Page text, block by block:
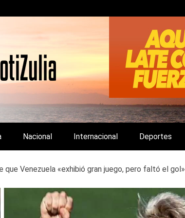
Y DE INTERÉS GENERAL.
Nacional Internacional Deportes
que Venezuela «exhibió gran juego, pero faltó el gol»